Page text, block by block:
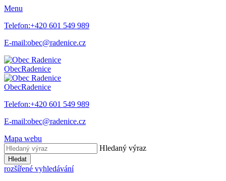
Menu
Telefon:+420 601 549 989
E-mail:obec@radenice.cz
ObecRadenice
ObecRadenice
Telefon:+420 601 549 989
E-mail:obec@radenice.cz
Mapa webu
Hledaný výraz
Hledat
rozšířené vyhledávání